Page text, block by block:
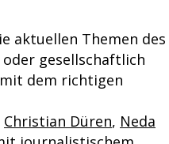
aktuellen Themen des
gesellschaftlich
dem richtigen
Christian Düren, Neda